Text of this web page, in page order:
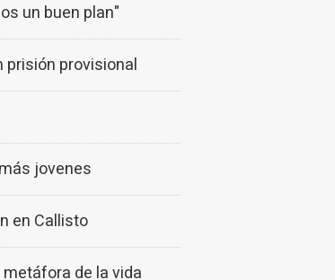
un buen plan"
prisión provisional
jovenes
en Callisto
de la vida